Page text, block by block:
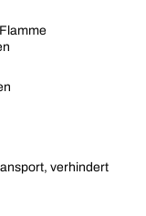
verhindert